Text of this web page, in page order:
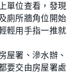
單位查看，發現
廁所牆角位開始
輕用手指一推就
屋署、滲水辦、
要交由房屋署處